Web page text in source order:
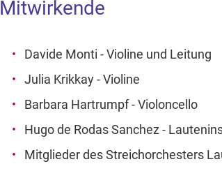
Mitwirkende
Davide Monti - Violine und Leitung
Julia Krikkay - Violine
Barbara Hartrumpf - Violoncello
Hugo de Rodas Sanchez -
Mitglieder des Streichorchesters